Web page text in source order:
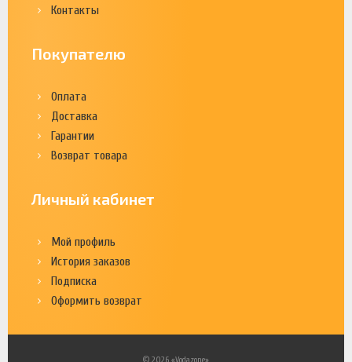
Контакты
Покупателю
Оплата
Доставка
Гарантии
Возврат товара
Личный кабинет
Мой профиль
История заказов
Подписка
Оформить возврат
© 2026 «Vodazone»